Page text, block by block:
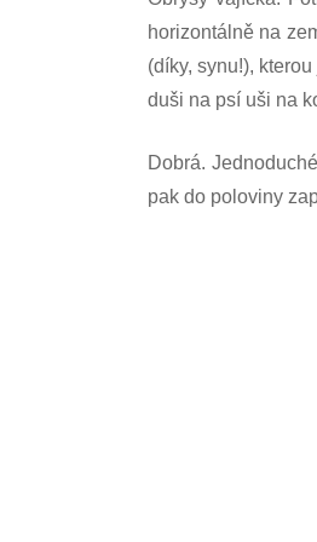
horizontálně na
(díky, synu!),
duši na psí uši na
Dobrá.
pak do poloviny